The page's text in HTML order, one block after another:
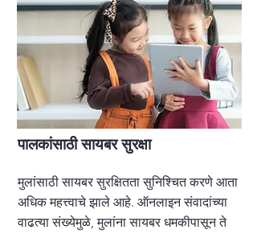
पालकांसाठी सायबर सुरक्षा
मुलांसाठी सायबर सुरक्षितता सुनिश्चित करणे आता
अधिक महत्त्वाचे झाले आहे. ऑनलाइन संवादांच्या
वाढत्या संख्येमुळे, मुलांना सायबर धमकीपासून ते